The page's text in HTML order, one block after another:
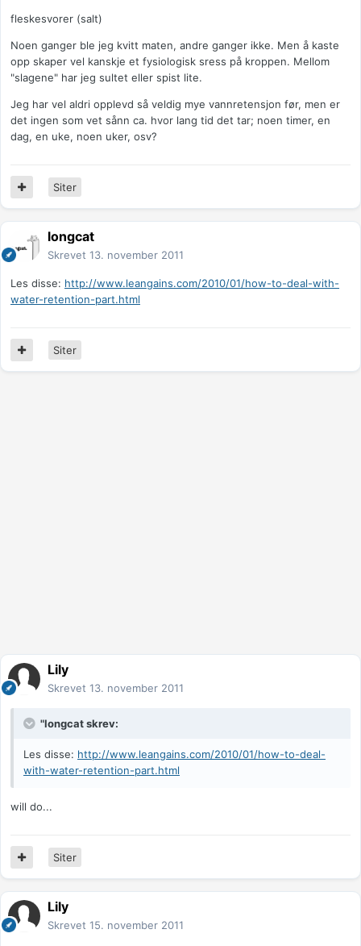
fleskesvorer (salt)
Noen ganger ble jeg kvitt maten, andre ganger ikke. Men å kaste
opp skaper vel kanskje et fysiologisk sress på kroppen. Mellom
"slagene" har jeg sultet eller spist lite.
Jeg har vel aldri opplevd så veldig mye vannretensjon før, men er
det ingen som vet sånn ca. hvor lang tid det tar; noen timer, en
dag, en uke, noen uker, osv?
Siter
longcat
Skrevet 13. november 2011
Les disse: http://www.leangains.com/2010/01/how-to-deal-with-
water-retention-part.html
Siter
Lily
Skrevet 13. november 2011
"longcat skrev:
Les disse: http://www.leangains.com/2010/01/how-to-deal-
with-water-retention-part.html
will do...
Siter
Lily
Skrevet 15. november 2011